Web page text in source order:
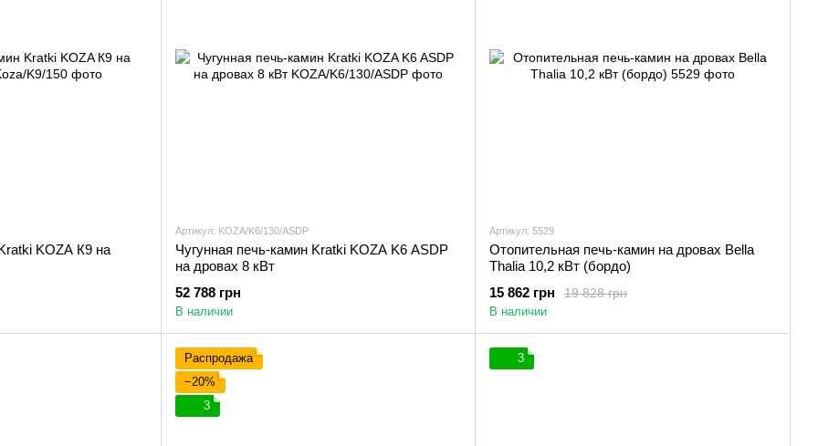
KOZA К9 на
Артикул: KOZA/K6/130/ASDP
Чугунная печь-камин Kratki KOZA K6 ASDP
на дровах 8 кВт
52 788 грн
В наличии
Артикул: 5529
Отопительная печь-камин на дровах Bella
Thalia 10,2 кВт (бордо)
19 828 грн
15 862 грн
В наличии
Распродажа
−20%
3
3